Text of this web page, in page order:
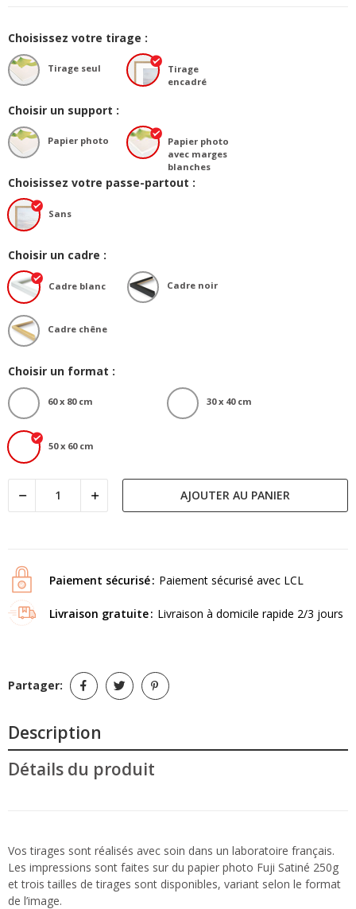
Choisissez votre tirage :
Tirage seul
Tirage
encadré
Choisir un support :
Papier photo
Papier photo
avec marges
blanches
Choisissez votre passe-partout :
Sans
Choisir un cadre :
Cadre blanc Cadre noir
Cadre chêne
Choisir un format :
60 x 80 cm 30 x 40 cm
50 x 60 cm
AJOUTER AU PANIER
Paiement sécurisé Paiement sécurisé avec LCL
Livraison gratuite Livraison à domicile rapide 2/3 jours
Partager:
Description
Détails du produit
Vos tirages sont réalisés avec soin dans un laboratoire français.
Les impressions sont faites sur du papier photo Fuji Satiné 250g
et trois tailles de tirages sont disponibles, variant selon le format
de l’image.